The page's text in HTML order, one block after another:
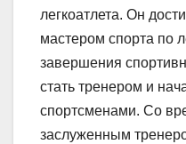
легкоатлета. Он
мастером спорта по
завершения
стать тренером и
спортсменами. Со
заслуженным